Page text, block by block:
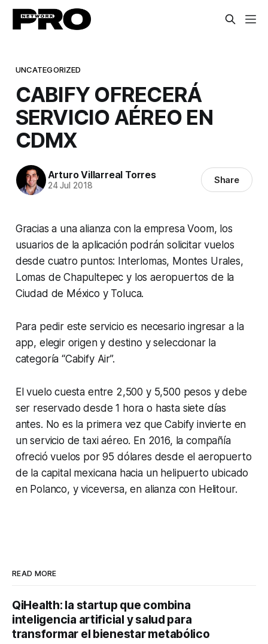
UNCATEGORIZED
CABIFY OFRECERÁ
SERVICIO AÉREO EN
CDMX
Arturo Villarreal Torres
24 Jul 2018 Share
Gracias a una alianza con la empresa Voom, los
usuarios de la aplicación podrán solicitar vuelos
desde cuatro puntos: Interlomas, Montes Urales,
Lomas de Chapultepec y los aeropuertos de la
Ciudad de México y Toluca.
Para pedir este servicio es necesario ingresar a la
app, elegir origen y destino y seleccionar la
categoría “Cabify Air”.
El vuelo cuesta entre 2,500 y 5,500 pesos y debe
ser reservado desde 1 hora o hasta siete días
antes. No es la primera vez que Cabify invierte en
un servicio de taxi aéreo. En 2016, la compañía
ofreció vuelos por 95 dólares desde el aeropuerto
de la capital mexicana hacia un helipuerto ubicado
en Polanco, y viceversa, en alianza con Helitour.
READ MORE
QiHealth: la startup que combina
inteligencia artificial y salud para
transformar el bienestar metabólico